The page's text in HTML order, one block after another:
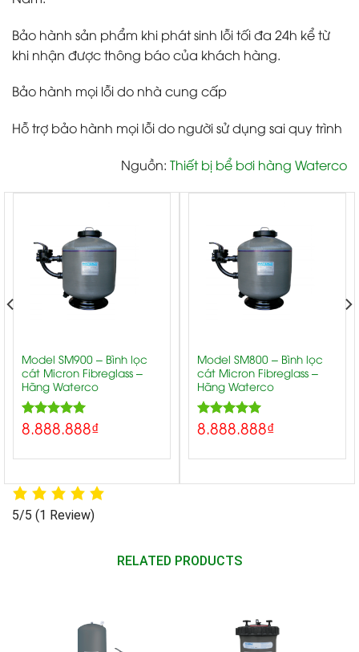
Bảo hành sản phẩm khi phát sinh lỗi tối đa 24h kể từ
khi nhận được thông báo của khách hàng.
Bảo hành mọi lỗi do nhà cung cấp
Hỗ trợ bảo hành mọi lỗi do người sử dụng sai quy trình
Nguồn: Thiết bị bể bơi hàng Waterco
Model SM900 – Bình lọc
cát Micron Fibreglass –
Hãng Waterco
Rated5.00
out of 5
8.888.888₫
Model SM800 – Bình lọc
cát Micron Fibreglass –
Hãng Waterco
Rated5.00
out of 5
8.888.888₫
5/5 (1 Review)
RELATED PRODUCTS